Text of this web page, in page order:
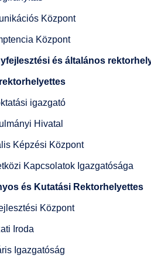
Központ
Központ
és általános
igazgató
Hivatal
Képzési Központ
Kapcsolatok Igazgatósága
és Kutatási Rektorhelyettes
Központ
Iroda
Igazgatóság